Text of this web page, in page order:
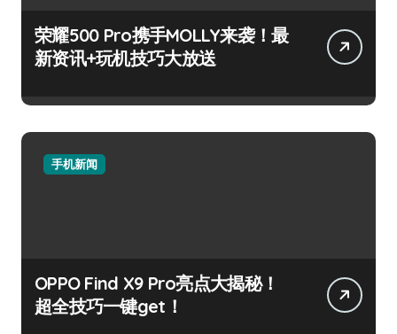
荣耀500 Pro携手MOLLY来袭！最
新资讯+玩机技巧大放送
手机新闻
OPPO Find X9 Pro亮点大揭秘！
超全技巧一键get！